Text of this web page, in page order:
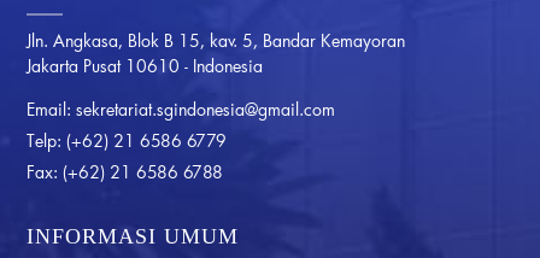
Jln. Angkasa, Blok B 15, kav. 5, Bandar Kemayoran
Jakarta Pusat 10610 - Indonesia
Email: sekretariat.sgindonesia@gmail.com
Telp: (+62) 21 6586 6779
Fax: (+62) 21 6586 6788
INFORMASI UMUM